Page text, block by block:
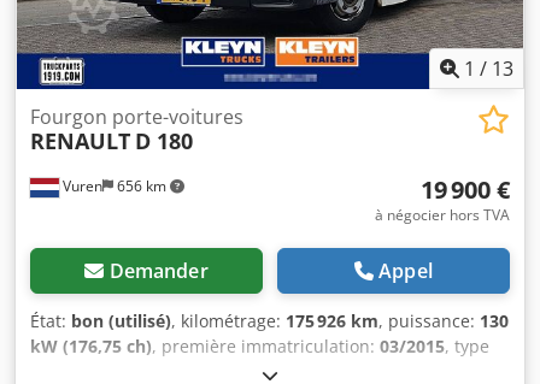
1 / 13
Vuren 656 km
Fourgon porte-voitures
RENAULT D 180
19 900 €
à négocier hors TVA
Demander Appel
État: bon (utilisé), kilométrage: 175 926 km, puissance: 130
kW (176,75 ch), première immatriculation: 03/2015, type
, dimension des pneus: